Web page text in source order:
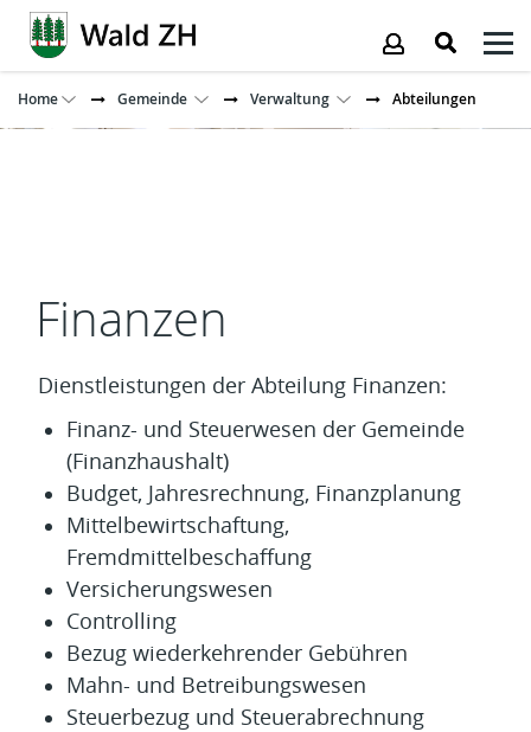
Kopfzeile
Home Gemeinde Verwaltung Abteilungen
Inhalt
Finanzen
Dienstleistungen der Abteilung Finanzen:
Finanz- und Steuerwesen der Gemeinde
(Finanzhaushalt)
Budget, Jahresrechnung, Finanzplanung
Mittelbewirtschaftung,
Fremdmittelbeschaffung
Versicherungswesen
Controlling
Bezug wiederkehrender Gebühren
Mahn- und Betreibungswesen
Steuerbezug und Steuerabrechnung